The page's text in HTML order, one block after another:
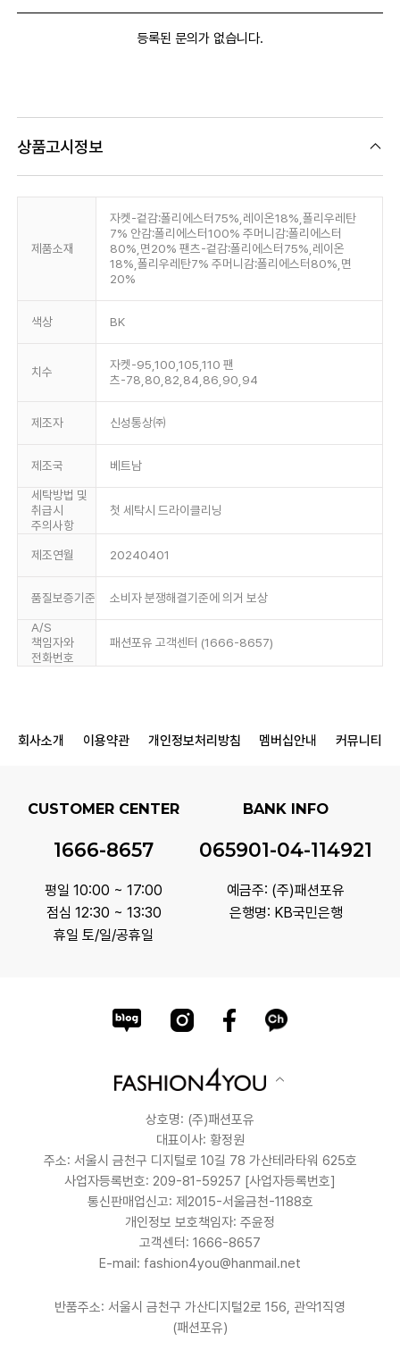
등록된 문의가 없습니다.
상품고시정보
제품소재
자켓-겉감:폴리에스터75%,레이온18%,폴리우레탄
7% 안감:폴리에스터100% 주머니감:폴리에스터
80%,면20% 팬츠-겉감:폴리에스터75%,레이온
18%,폴리우레탄7% 주머니감:폴리에스터80%,면
20%
색상 BK
치수
자켓-95,100,105,110 팬
츠-78,80,82,84,86,90,94
제조자 신성통상㈜
제조국 베트남
세탁방법 및
취급시
주의사항
첫 세탁시 드라이클리닝
제조연월 20240401
품질보증기준 소비자 분쟁해결기준에 의거 보상
A/S
책임자와
전화번호
패션포유 고객센터 (1666-8657)
회사소개 이용약관 개인정보처리방침 멤버십안내 커뮤니티
CUSTOMER CENTER
1666-8657
평일 10:00 ~ 17:00
점심 12:30 ~ 13:30
휴일 토/일/공휴일
BANK INFO
065901-04-114921
예금주: (주)패션포유
은행명: KB국민은행
상호명: (주)패션포유
대표이사: 황정원
주소: 서울시 금천구 디지털로 10길 78 가산테라타워 625호
사업자등록번호: 209-81-59257 [사업자등록번호]
통신판매업신고: 제2015-서울금천-1188호
개인정보 보호책임자: 주윤정
고객센터: 1666-8657
E-mail: fashion4you@hanmail.net
반품주소: 서울시 금천구 가산디지털2로 156, 관악1직영
(패션포유)